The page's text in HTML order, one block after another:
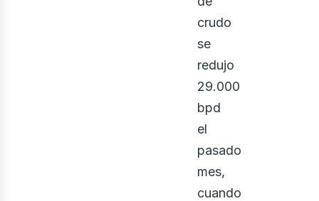
crudo
se
redujo
29.000
bpd
el
pasado
mes,
cuando